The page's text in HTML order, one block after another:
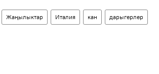
Жаңылыктар Италия кан дарыгерлер